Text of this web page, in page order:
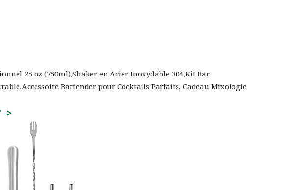
25 oz (750ml),Shaker en Acier Inoxydable 304,Kit Bar
Bartender pour Cocktails Parfaits, Cadeau Mixologie